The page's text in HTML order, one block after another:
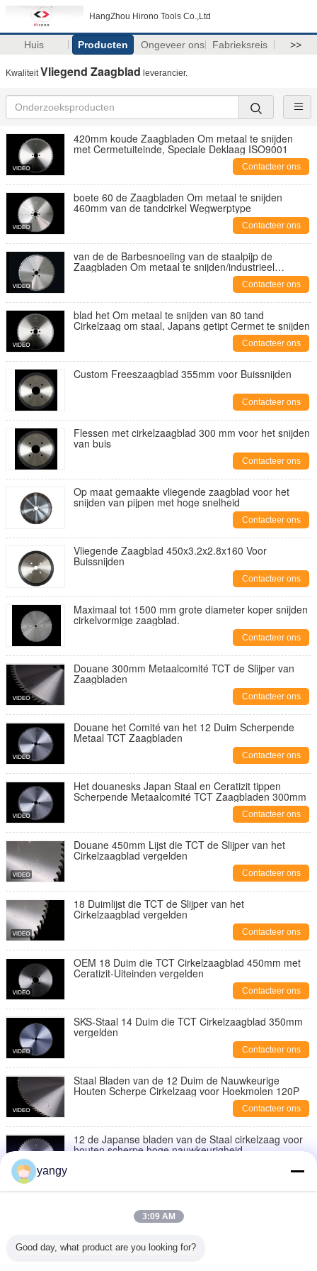
HangZhou Hirono Tools Co.,Ltd
Huis Producten Ongeveer ons Fabrieksreis >>
KwaliteitVliegend Zaagblad leverancier.
420mm koude Zaagbladen Om metaal te snijden
met Cermetuiteinde, Speciale Deklaag ISO9001
Contacteer ons
boete 60 de Zaagbladen Om metaal te snijden
460mm van de tandcirkel Wegwerptype
Contacteer ons
van de de Barbesnoeiing van de staalpijp de
Zaagbladen Om metaal te snijden/industrieel
Contacteer ons
blad het Om metaal te snijden van 80 tand
Cirkelzaag om staal, Japans getipt Cermet te snijden
Contacteer ons
Custom Freeszaagblad 355mm voor Buissnijden
Contacteer ons
Flessen met cirkelzaagblad 300 mm voor het snijden
van buis
Contacteer ons
Op maat gemaakte vliegende zaagblad voor het
snijden van pijpen met hoge snelheid
Contacteer ons
Vliegende Zaagblad 450x3.2x2.8x160 Voor
Buissnijden
Contacteer ons
Maximaal tot 1500 mm grote diameter koper snijden
cirkelvormige zaagblad.
Contacteer ons
Douane 300mm Metaalcomité TCT de Slijper van
Zaagbladen
Contacteer ons
Douane het Comité van het 12 Duim Scherpende
Metaal TCT Zaagbladen
Contacteer ons
Het douanesks Japan Staal en Ceratizit tippen
Scherpende Metaalcomité TCT Zaagbladen 300mm
Contacteer ons
Douane 450mm Lijst die TCT de Slijper van het
Cirkelzaagblad vergelden
Contacteer ons
18 Duimlijst die TCT de Slijper van het
Cirkelzaagblad vergelden
Contacteer ons
OEM 18 Duim die TCT Cirkelzaagblad 450mm met
Ceratizit-Uiteinden vergelden
Contacteer ons
SKS-Staal 14 Duim die TCT Cirkelzaagblad 350mm
vergelden
Contacteer ons
Staal Bladen van de 12 Duim de Nauwkeurige
Houten Scherpe Cirkelzaag voor Hoekmolen 120P
Contacteer ons
12 de Japanse bladen van de Staal cirkelzaag voor
houten scherpe hoge nauwkeurigheid
Bladoem van de Bladen/12 Duim Zaag
Het Bladhulponderdelen 305mm van de staal Houten
yangy
3:09 AM
Good day, what product are you looking for?